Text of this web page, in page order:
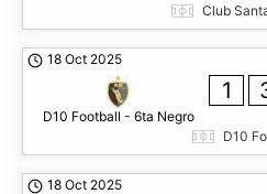
Club
18 Oct 2025
D10 Football - 6ta Negro
1
D10
18 Oct 2025